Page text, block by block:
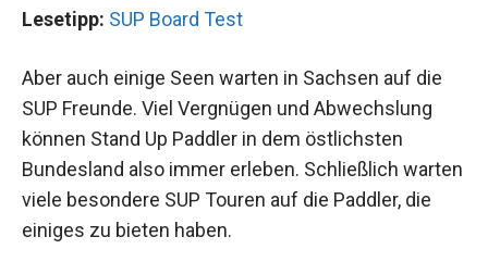
Lesetipp: SUP Board Test
Aber auch einige Seen warten in Sachsen auf die
SUP Freunde. Viel Vergnügen und Abwechslung
können Stand Up Paddler in dem östlichsten
Bundesland also immer erleben. Schließlich warten
viele besondere SUP Touren auf die Paddler, die
einiges zu bieten haben.